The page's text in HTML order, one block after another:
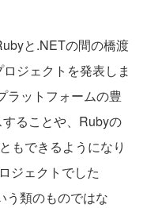
と.NETの間の橋渡
ジェクトを発表しま
ラットフォームの豊
ることや、Rubyの
もできるようになり
ジェクトでした
う類のものではな